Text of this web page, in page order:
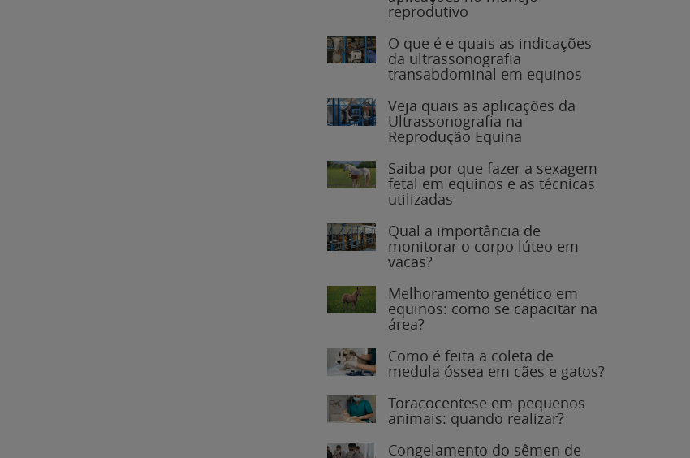
O que é e quais as indicações
da ultrassonografia
transabdominal em equinos
Veja quais as aplicações da
Ultrassonografia na
Reprodução Equina
Saiba por que fazer a sexagem
fetal em equinos e as técnicas
utilizadas
Qual a importância de
monitorar o corpo lúteo em
vacas?
Melhoramento genético em
equinos: como se capacitar na
área?
Como é feita a coleta de
medula óssea em cães e gatos?
Toracocentese em pequenos
animais: quando realizar?
Congelamento do sêmen de